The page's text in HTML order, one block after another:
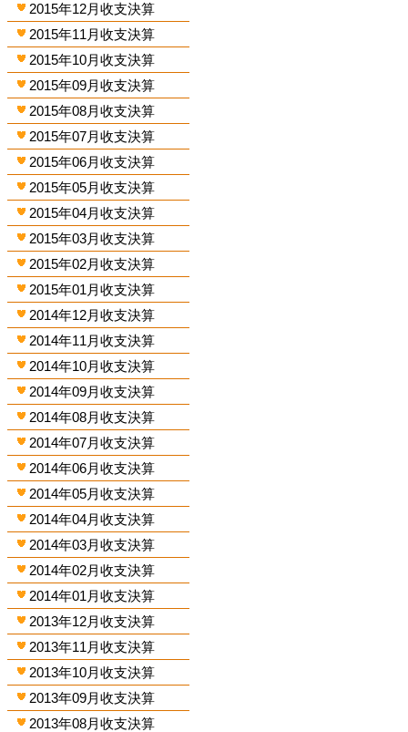
2015年12月收支決算
2015年11月收支決算
2015年10月收支決算
2015年09月收支決算
2015年08月收支決算
2015年07月收支決算
2015年06月收支決算
2015年05月收支決算
2015年04月收支決算
2015年03月收支決算
2015年02月收支決算
2015年01月收支決算
2014年12月收支決算
2014年11月收支決算
2014年10月收支決算
2014年09月收支決算
2014年08月收支決算
2014年07月收支決算
2014年06月收支決算
2014年05月收支決算
2014年04月收支決算
2014年03月收支決算
2014年02月收支決算
2014年01月收支決算
2013年12月收支決算
2013年11月收支決算
2013年10月收支決算
2013年09月收支決算
2013年08月收支決算